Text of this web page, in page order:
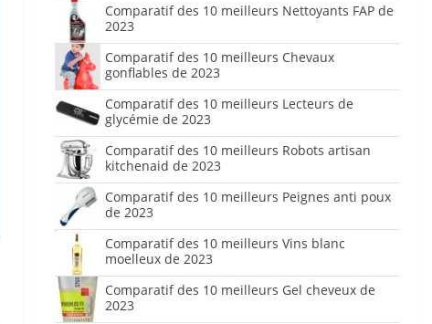
Comparatif des 10 meilleurs Nettoyants FAP de
2023
Comparatif des 10 meilleurs Chevaux
gonflables de 2023
Comparatif des 10 meilleurs Lecteurs de
glycémie de 2023
Comparatif des 10 meilleurs Robots artisan
kitchenaid de 2023
Comparatif des 10 meilleurs Peignes anti poux
de 2023
Comparatif des 10 meilleurs Vins blanc
moelleux de 2023
Comparatif des 10 meilleurs Gel cheveux de
2023